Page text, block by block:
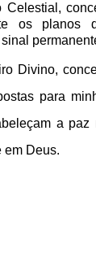
Celestial,
os planos
Divino,
para
a
em Deus.